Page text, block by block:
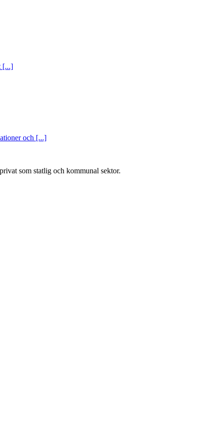
[...]
och [...]
som statlig och kommunal sektor.